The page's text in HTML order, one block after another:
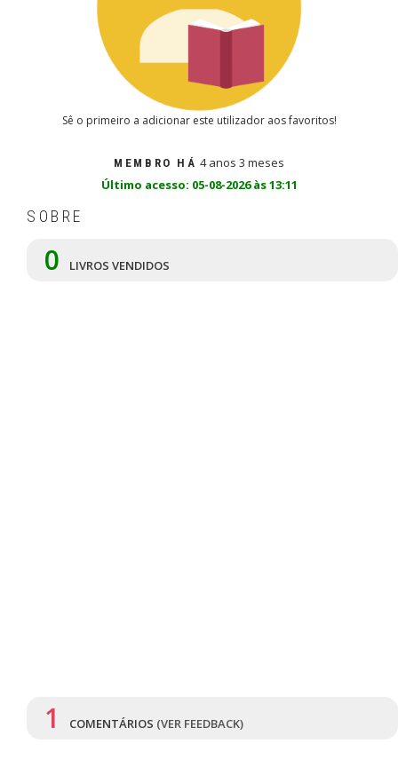
Sê o primeiro a adicionar este utilizador aos favoritos!
MEMBRO HÁ 4 anos 3 meses
Último acesso: 05-08-2026 às 13:11
SOBRE
0 LIVROS VENDIDOS
1 COMENTÁRIOS (VER FEEDBACK)